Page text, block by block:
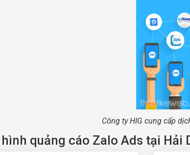
Công ty HIG cung cấp
quảng cáo Zalo Ads tại Hải